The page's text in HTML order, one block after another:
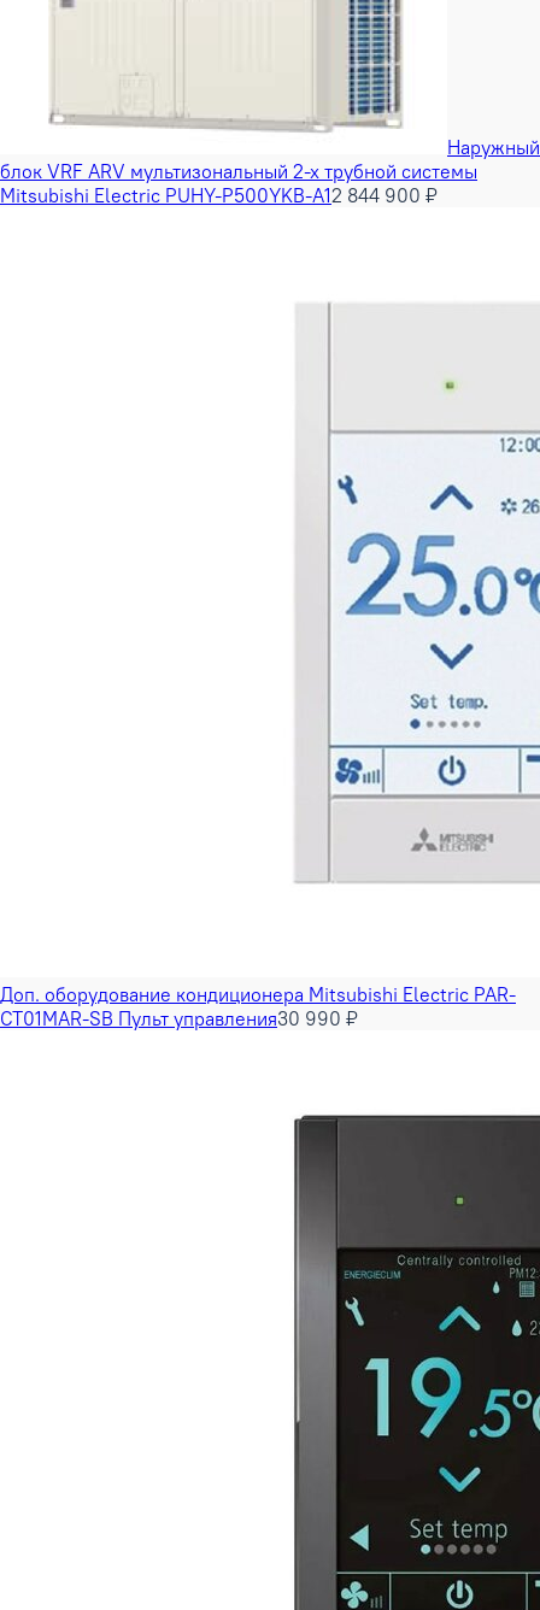
Наружный
блок VRF ARV мультизональный 2-х трубной системы
Mitsubishi Electric PUHY-P500YKB-A12 844 900 ₽
Доп. оборудование кондиционера Mitsubishi Electric PAR-
CT01MAR-SB Пульт управления30 990 ₽